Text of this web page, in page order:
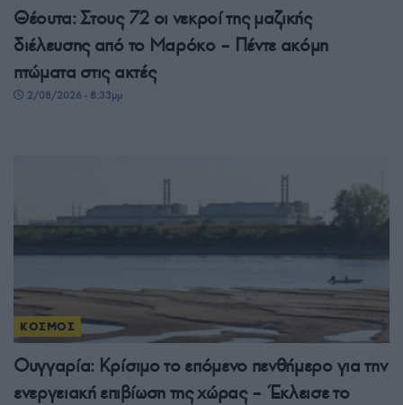
Θέουτα: Στους 72 οι νεκροί της μαζικής
διέλευσης από το Μαρόκο – Πέντε ακόμη
πτώματα στις ακτές
2/08/2026 - 8:33μμ
ΚΟΣΜΟΣ
Ουγγαρία: Κρίσιμο το επόμενο πενθήμερο για την
ενεργειακή επιβίωση της χώρας – Έκλεισε το